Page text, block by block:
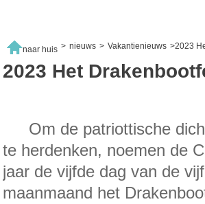
naar huis > nieuws > Vakantienieuws >2023
2023 Het
Om de patriottische
te herdenken, noemen de
jaar de vijfde dag van de
maanmaand het